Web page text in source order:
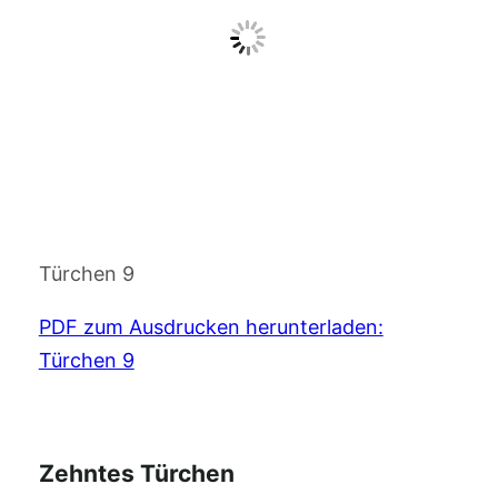
Türchen 9
PDF zum Ausdrucken herunterladen:
Türchen 9
Zehntes Türchen